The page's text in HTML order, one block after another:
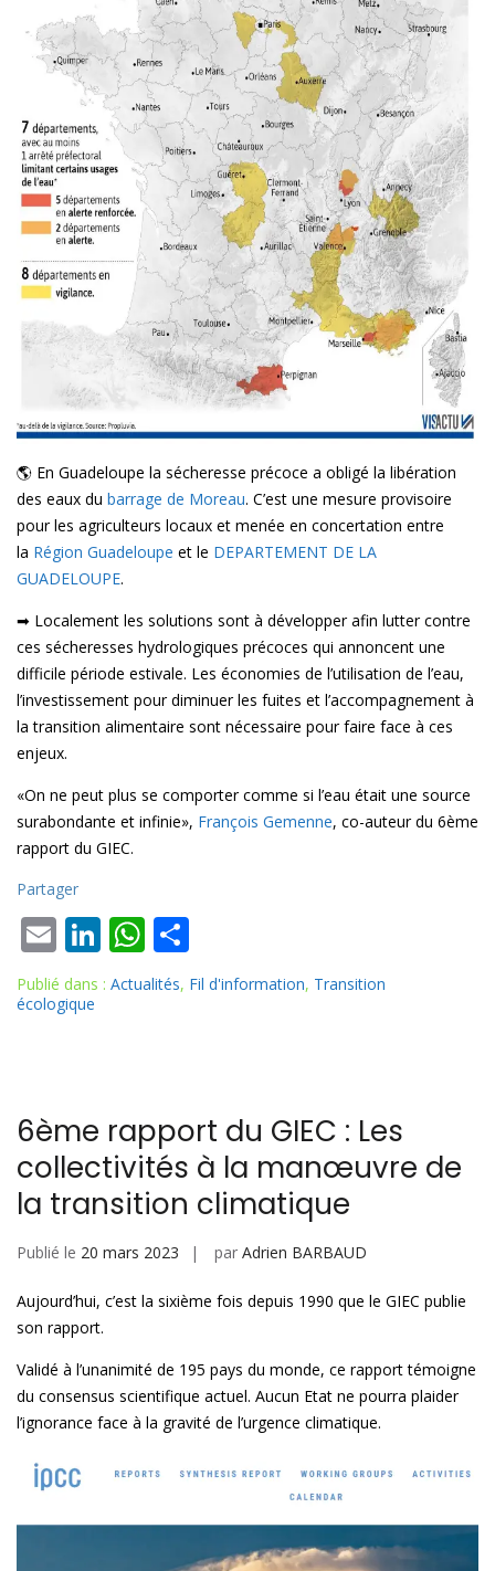
🌎 En Guadeloupe la sécheresse précoce a obligé la libération
des eaux du barrage de Moreau. C’est une mesure provisoire
pour les agriculteurs locaux et menée en concertation entre
la Région Guadeloupe et le DEPARTEMENT DE LA
GUADELOUPE.
➡ Localement les solutions sont à développer afin lutter contre
ces sécheresses hydrologiques précoces qui annoncent une
difficile période estivale. Les économies de l’utilisation de l’eau,
l’investissement pour diminuer les fuites et l’accompagnement à
la transition alimentaire sont nécessaire pour faire face à ces
enjeux.
«On ne peut plus se comporter comme si l’eau était une source
surabondante et infinie», François Gemenne, co-auteur du 6ème
rapport du GIEC.
Partager
E
m
ai
Li
n
k
W
h
at
p
ar
ta
Publié dans : Actualités, Fil d'information, Transition
écologique
6ème rapport du GIEC : Les
collectivités à la manœuvre de
la transition climatique
Publié le 20 mars 2023 par Adrien BARBAUD
Aujourd’hui, c’est la sixième fois depuis 1990 que le GIEC publie
son rapport.
Validé à l’unanimité de 195 pays du monde, ce rapport témoigne
du consensus scientifique actuel. Aucun Etat ne pourra plaider
l’ignorance face à la gravité de l’urgence climatique.